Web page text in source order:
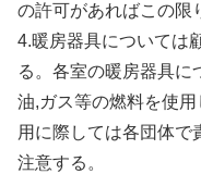
の許可があればこの限
4.暖房器具については
る。各室の暖房器具に
油,ガス等の燃料を使
用に際しては各団体で
注意する。